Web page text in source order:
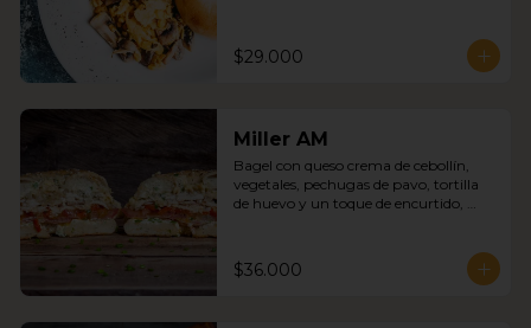
$29.000
Miller AM
Bagel con queso crema de cebollín,
vegetales, pechugas de pavo, tortilla
de huevo y un toque de encurtido,
$36.000